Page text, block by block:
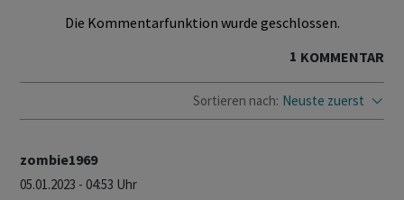
Die Kommentarfunktion wurde geschlossen.
1 KOMMENTAR
Sortieren nach: Neuste zuerst
zombie1969
05.01.2023 - 04:53 Uhr